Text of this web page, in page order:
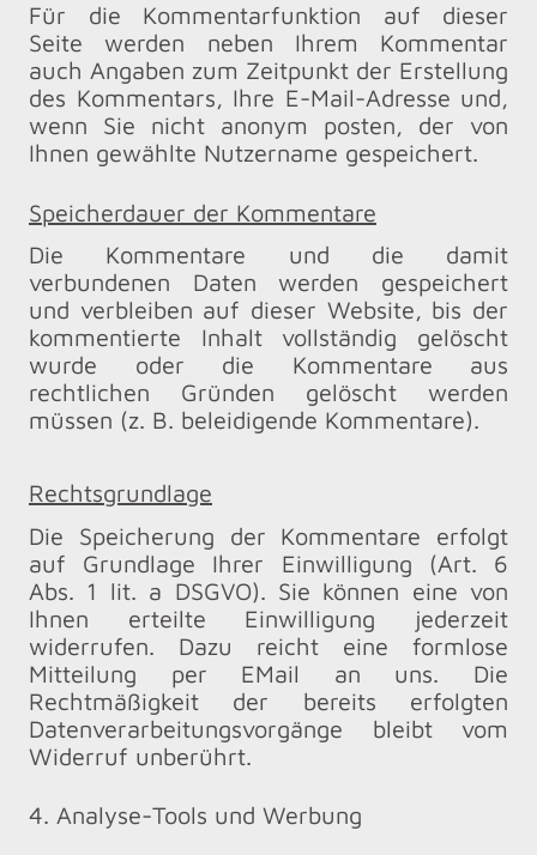
Für die Kommentarfunktion auf dieser
Seite werden neben Ihrem Kommentar
auch Angaben zum Zeitpunkt der Erstellung
des Kommentars, Ihre E-Mail-Adresse und,
wenn Sie nicht anonym posten, der von
Ihnen gewählte Nutzername gespeichert.
Speicherdauer der Kommentare
Die Kommentare und die damit
verbundenen Daten werden gespeichert
und verbleiben auf dieser Website, bis der
kommentierte Inhalt vollständig gelöscht
wurde oder die Kommentare aus
rechtlichen Gründen gelöscht werden
müssen (z. B. beleidigende Kommentare).
Rechtsgrundlage
Die Speicherung der Kommentare erfolgt
auf Grundlage Ihrer Einwilligung (Art. 6
Abs. 1 lit. a DSGVO). Sie können eine von
Ihnen erteilte Einwilligung jederzeit
widerrufen. Dazu reicht eine formlose
Mitteilung per EMail an uns. Die
Rechtmäßigkeit der bereits erfolgten
Datenverarbeitungsvorgänge bleibt vom
Widerruf unberührt.
4. Analyse-Tools und Werbung